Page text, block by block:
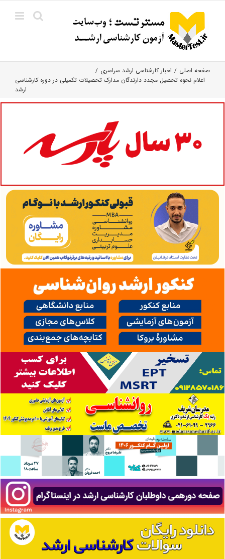
content
صفحه اصلی
اخبار کارشناسی ارشد سراسری
اعلام نحوه تحصیل مجدد دارندگان مدارک تحصیلات تکمیلی در دوره کارشناسی
ارشد